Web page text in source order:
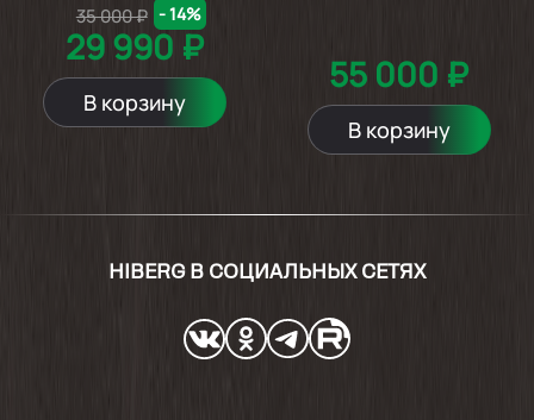
29 990 ₽
35 000 ₽ - 14%
В корзину
55 000 ₽
В корзину
HIBERG В СОЦИАЛЬНЫХ СЕТЯХ